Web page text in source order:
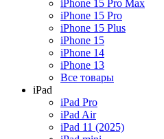
iPhone 15 Pro Max
iPhone 15 Pro
iPhone 15 Plus
iPhone 15
iPhone 14
iPhone 13
Все товары
iPad
iPad Pro
iPad Air
iPad 11 (2025)